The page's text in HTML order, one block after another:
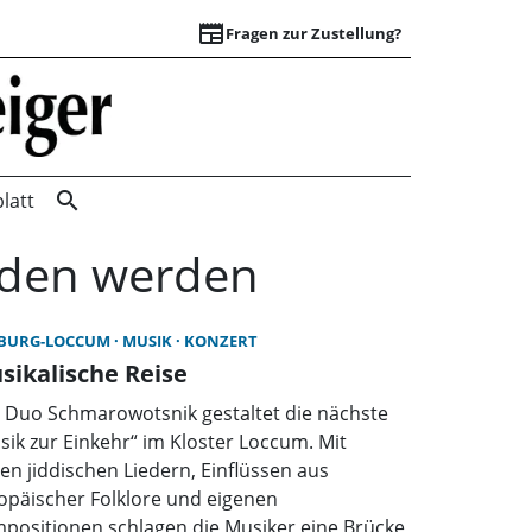
newspaperFragen zur Zustellung?
Startseite |
search
werden
LOCCUM MUSIK KONZERT
Reise
Duo Schmarowotsnik gestaltet die nächste
zur Einkehr“ im Kloster Loccum. Mit
jiddischen Liedern, Einflüssen aus
Folklore und eigenen